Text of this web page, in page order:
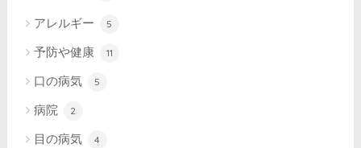
アレルギー 5
予防や健康 11
口の病気 5
病院 2
目の病気 4